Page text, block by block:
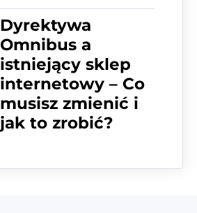
Dyrektywa
Omnibus a
istniejący sklep
internetowy – Co
musisz zmienić i
jak to zrobić?